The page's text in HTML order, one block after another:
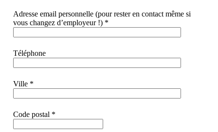
Adresse email personnelle (pour rester en contact même si
vous changez d’employeur !) *
Téléphone
Ville *
Code postal *